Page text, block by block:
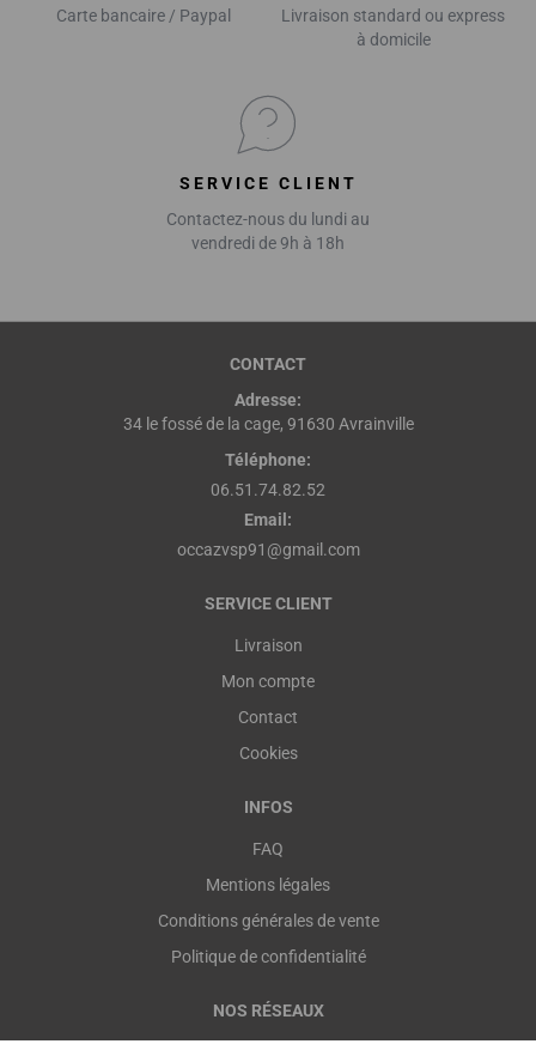
Carte bancaire / Paypal
Livraison standard ou express
à domicile
SERVICE CLIENT
Contactez-nous du lundi au
vendredi de 9h à 18h
CONTACT
Adresse:
34 le fossé de la cage, 91630 Avrainville
Téléphone:
06.51.74.82.52
Email:
occazvsp91@gmail.com
SERVICE CLIENT
Livraison
Mon compte
Contact
Cookies
INFOS
FAQ
Mentions légales
Conditions générales de vente
Politique de confidentialité
NOS RÉSEAUX